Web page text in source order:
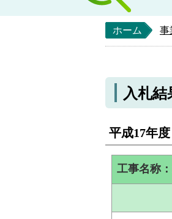
ホーム 事
入札結
平成17年度
工事名称